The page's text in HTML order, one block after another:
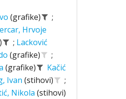
(grafike)
;
Hrvoje
; Lacković
(grafike)
;
(grafike)
Kačić
Ivan (stihovi)
;
Nikola (stihovi)